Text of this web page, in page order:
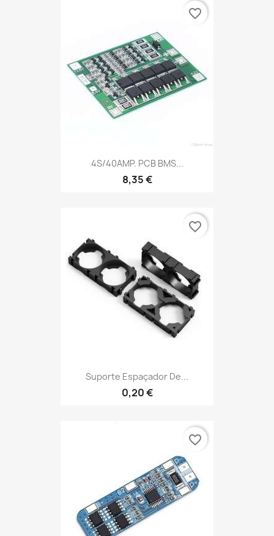
4S/40AMP. PCB BMS...
8,35 €
favorite_border
Suporte Espaçador De...
0,20 €
favorite_border
favorite_border